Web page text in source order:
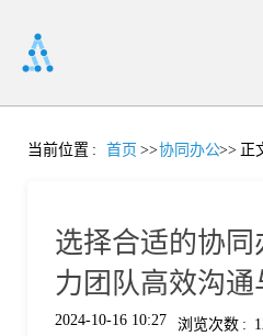
首
当前位置 : 首页 >>协同办公>> 正
选择合适的协
力团队高效沟通
2024-10-16 10:27 浏览次数 :